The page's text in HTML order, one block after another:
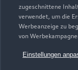
zugeschnittene
verwendet, um die
Werbeanzeige zu
von
Einstellungen